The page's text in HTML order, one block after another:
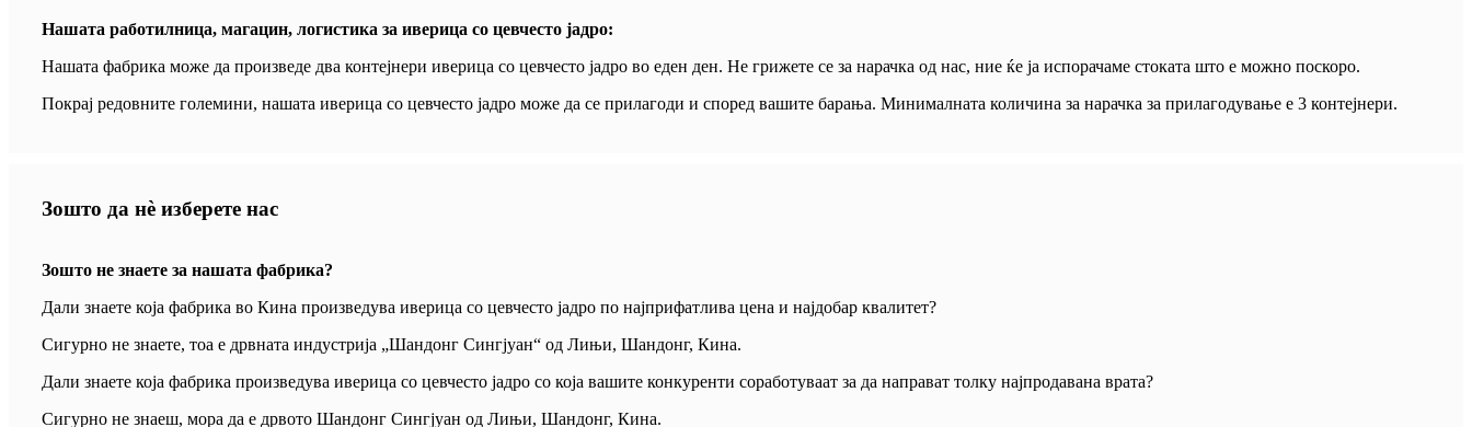
Нашата работилница, магацин, логистика за иверица со цевчесто јадро:
Нашата фабрика може да произведе два контејнери иверица со цевчесто јадро во еден ден. Не грижете се за нарачка од нас, ние ќе ја испорачаме стоката што е можно поскоро.
Покрај редовните големини, нашата иверица со цевчесто јадро може да се прилагоди и според вашите барања. Минималната количина за нарачка за прилагодување е 3 контејнери.
Зошто да нè изберете нас
Зошто не знаете за нашата фабрика?
Дали знаете која фабрика во Кина произведува иверица со цевчесто јадро по најприфатлива цена и најдобар квалитет?
Сигурно не знаете, тоа е дрвната индустрија „Шандонг Сингјуан“ од Лињи, Шандонг, Кина.
Дали знаете која фабрика произведува иверица со цевчесто јадро со која вашите конкуренти соработуваат за да направат толку најпродавана врата?
Сигурно не знаеш, мора да е дрвото Шандонг Сингјуан од Лињи, Шандонг, Кина.